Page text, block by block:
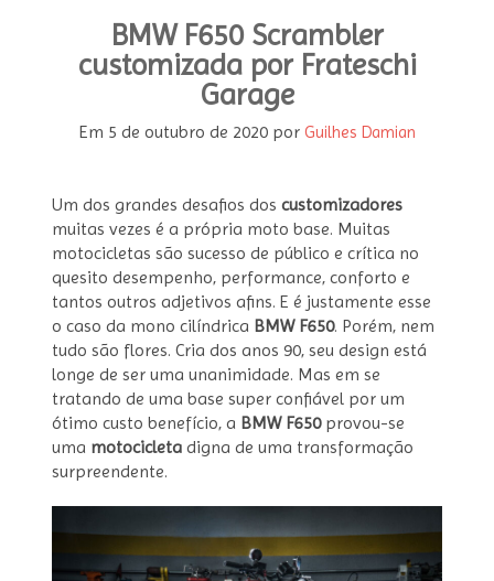
BMW F650 Scrambler
customizada por Frateschi
Garage
Em 5 de outubro de 2020por Guilhes Damian
Um dos grandes desafios dos customizadores
muitas vezes é a própria moto base. Muitas
motocicletas são sucesso de público e crítica no
quesito desempenho, performance, conforto e
tantos outros adjetivos afins. E é justamente esse
o caso da mono cilíndrica BMW F650. Porém, nem
tudo são flores. Cria dos anos 90, seu design está
longe de ser uma unanimidade. Mas em se
tratando de uma base super confiável por um
ótimo custo benefício, a BMW F650 provou-se
uma motocicleta digna de uma transformação
surpreendente.